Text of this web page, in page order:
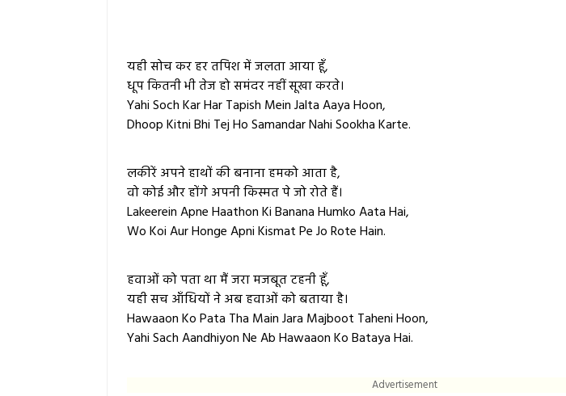
यही सोच कर हर तपिश में जलता आया हूँ,
धूप कितनी भी तेज हो समंदर नहीं सूखा करते।
Yahi Soch Kar Har Tapish Mein Jalta Aaya Hoon,
Dhoop Kitni Bhi Tej Ho Samandar Nahi Sookha Karte.
लकीरें अपने हाथों की बनाना हमको आता है,
वो कोई और होंगे अपनी किस्मत पे जो रोते हैं।
Lakeerein Apne Haathon Ki Banana Humko Aata Hai,
Wo Koi Aur Honge Apni Kismat Pe Jo Rote Hain.
हवाओं को पता था मैं जरा मजबूत टहनी हूँ,
यही सच आँधियों ने अब हवाओं को बताया है।
Hawaaon Ko Pata Tha Main Jara Majboot Taheni Hoon,
Yahi Sach Aandhiyon Ne Ab Hawaaon Ko Bataya Hai.
Advertisement